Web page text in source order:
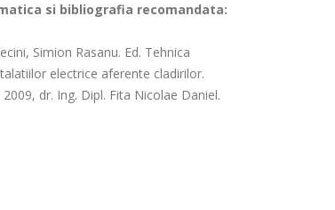
si bibliografia recomandata:
Simion Rasanu. Ed. Tehnica
electrice aferente cladirilor.
dr. Ing. Dipl. Fita Nicolae Daniel.